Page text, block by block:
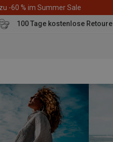
-60 % im Summer Sale
100 Tage kostenlose Retoure